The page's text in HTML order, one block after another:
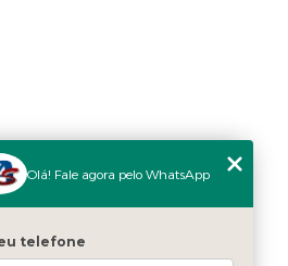
Olá! Fale agora pelo WhatsApp
telefone